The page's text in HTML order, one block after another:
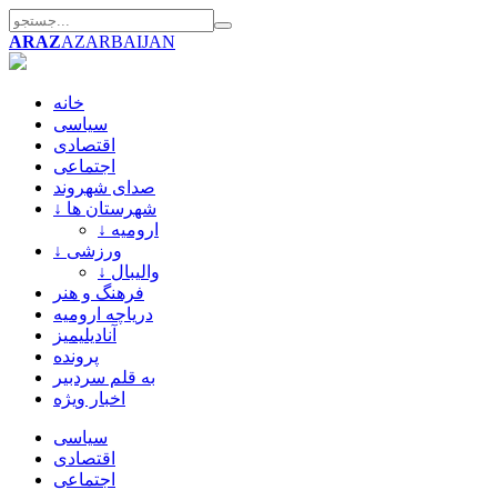
ARAZAZARBAIJAN
خانه
سیاسی
اقتصادی
اجتماعی
صدای شهروند
↓ شهرستان ها
↓ ارومیه
↓ ورزشی
↓ والیبال
فرهنگ و هنر
دریاچه ارومیه
آنادیلیمیز
پرونده
به قلم سردبیر
اخبار ویژه
سیاسی
اقتصادی
اجتماعی